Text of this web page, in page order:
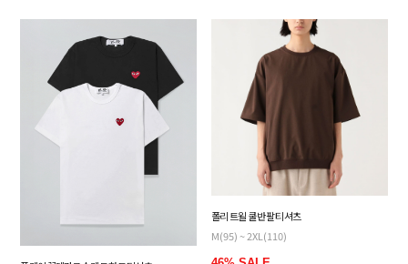
폴리 트윌 쿨 반팔 티셔츠
M(95) ~ 2XL(110)